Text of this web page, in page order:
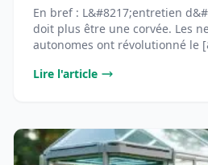
En bref : L&#8217;entretien
doit plus être une corvée. Les
autonomes ont révolutionné le
Lire l'article